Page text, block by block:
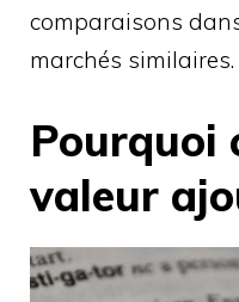
comparaisons
marchés similaires.
Pourquoi
valeur